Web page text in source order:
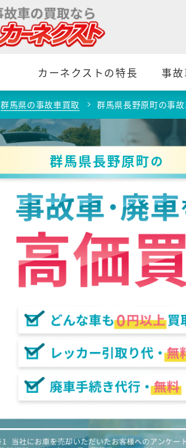
カーネクストの特長 事
群馬県の事故車買取 群馬県長野原町の事
群馬県長野原町の